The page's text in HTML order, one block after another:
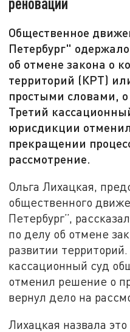
Общественное
Петербург"
об отмене закона о
территорий (КРТ)
простыми словами,
Третий
юрисдикции
прекращении
рассмотрение.
Ольга Лихацкая,
общественного
Петербург”,
по делу об отмене
развитии
кассационный суд
отменил решение о
вернул дело на
Лихацкая назвала